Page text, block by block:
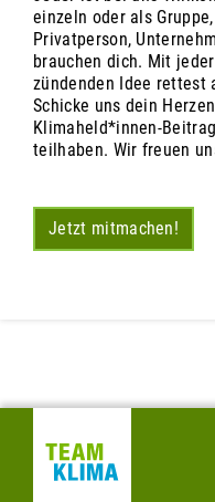
einzeln oder als
Privatperson,
brauchen dich. Mit
zündenden Idee rettest
Schicke uns dein
Klimaheld*innen-
teilhaben. Wir freuen
Jetzt mitmachen!